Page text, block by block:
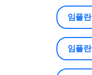
임플
임플